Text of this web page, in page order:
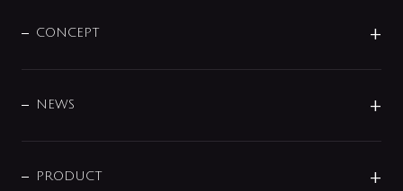
CONCEPT
DESIGN
NEWS
商品に関して
PRODUCT